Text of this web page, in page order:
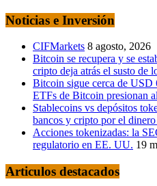
Noticias e Inversión
CIFMarkets 8 agosto, 2026
Bitcoin se recupera y se
cripto deja atrás el susto de
Bitcoin sigue cerca de USD
ETFs de Bitcoin presionan
Stablecoins vs depósitos
bancos y cripto por el
Acciones tokenizadas: la
regulatorio en EE. UU. 19
Articulos destacados